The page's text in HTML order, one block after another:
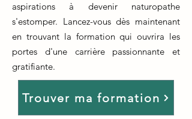
aspirations à devenir naturopathe
s'estomper. Lancez-vous dès maintenant
en trouvant la formation qui ouvrira les
portes d'une carrière passionnante et
gratifiante.
Trouver ma formation